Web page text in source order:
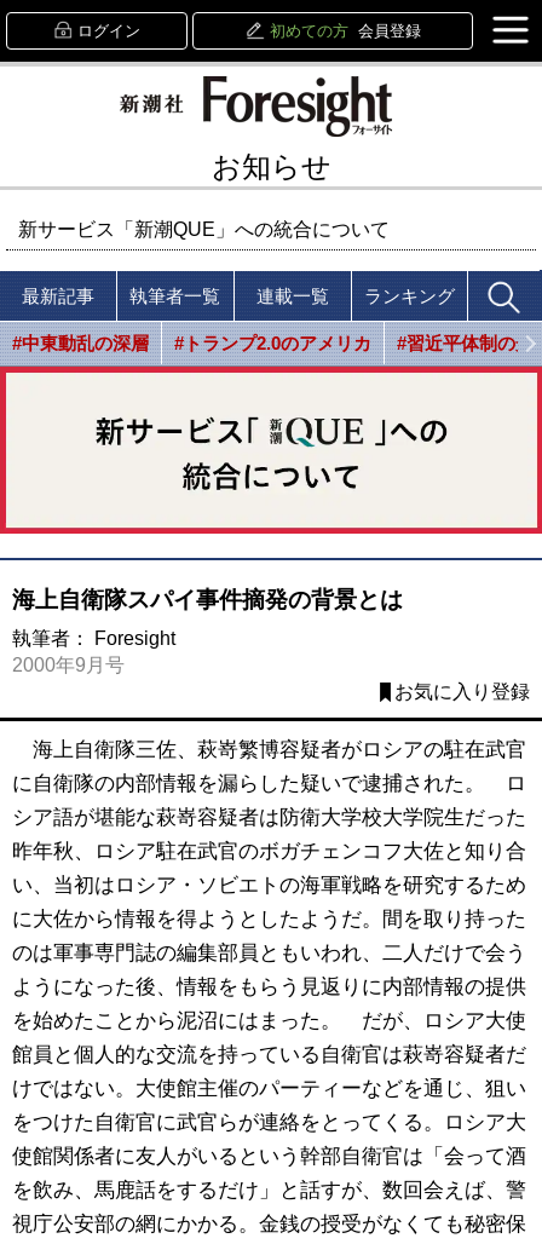
ログイン 初めての方 会員登録
お知らせ
新サービス「新潮QUE」への統合について
最新記事 執筆者一覧 連載一覧 ランキング
#中東動乱の深層 #トランプ2.0のアメリカ #習近平体制の光
海上自衛隊スパイ事件摘発の背景とは
執筆者：
Foresight
2000年9月号
お気に入り登録
海上自衛隊三佐、萩嵜繁博容疑者がロシアの駐在武官
に自衛隊の内部情報を漏らした疑いで逮捕された。 ロ
シア語が堪能な萩嵜容疑者は防衛大学校大学院生だった
昨年秋、ロシア駐在武官のボガチェンコフ大佐と知り合
い、当初はロシア・ソビエトの海軍戦略を研究するため
に大佐から情報を得ようとしたようだ。間を取り持った
のは軍事専門誌の編集部員ともいわれ、二人だけで会う
ようになった後、情報をもらう見返りに内部情報の提供
を始めたことから泥沼にはまった。 だが、ロシア大使
館員と個人的な交流を持っている自衛官は萩嵜容疑者だ
けではない。大使館主催のパーティーなどを通じ、狙い
をつけた自衛官に武官らが連絡をとってくる。ロシア大
使館関係者に友人がいるという幹部自衛官は「会って酒
を飲み、馬鹿話をするだけ」と話すが、数回会えば、警
視庁公安部の網にかかる。金銭の授受がなくても秘密保